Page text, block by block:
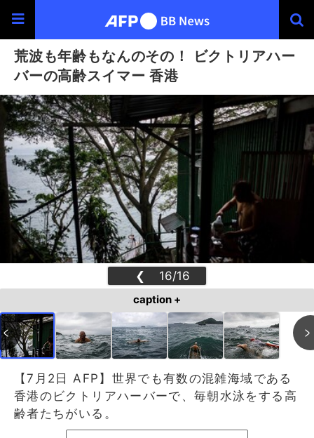
荒波も年齢もなんのその！ ビクトリアハー
バーの高齢スイマー 香港
❮
16/16
❯
caption +
【7月2日 AFP】世界でも有数の混雑海域である
香港のビクトリアハーバーで、毎朝水泳をする高
齢者たちがいる。